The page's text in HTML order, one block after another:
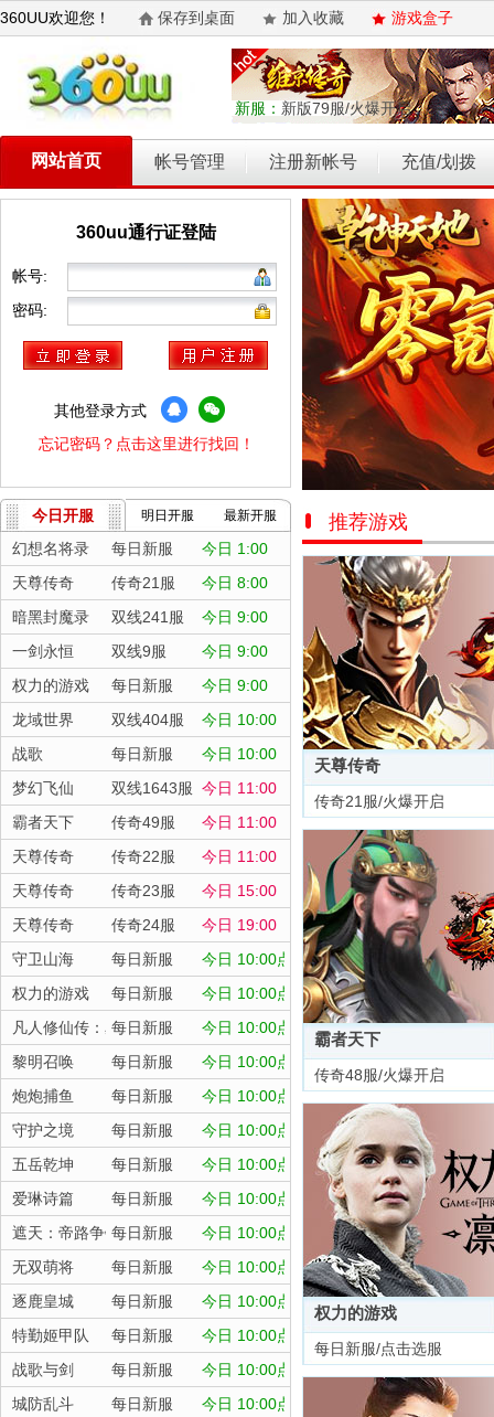
360UU欢迎您！ 保存到桌面 加入收藏 游戏盒子
新服： 新版79服/火爆开启
网站首页 帐号管理 注册新帐号 充值/划拨
360uu通行证登陆
帐号:
密码:
其他登录方式
忘记密码？点击这里进行找回！
今日开服 明日开服 最新开服
幻想名将录 每日新服
今日 1:00
天尊传奇
传奇21服
今日 8:00
暗黑封魔录
双线241服
今日 9:00
一剑永恒
双线9服
今日 9:00
权力的游戏
每日新服
今日 9:00
龙域世界
双线404服
今日 10:00
战歌
每日新服
今日 10:00
梦幻飞仙
双线1643服 今日 11:00
霸者天下
传奇49服
今日 11:00
天尊传奇
传奇22服
今日 11:00
天尊传奇
传奇23服
今日 15:00
天尊传奇
传奇24服
今日 19:00
守卫山海
每日新服
今日 10:00点
权力的游戏
每日新服
今日 10:00点
凡人修仙传：星海飞驰
每日新服
今日 10:00点
黎明召唤
每日新服
今日 10:00点
炮炮捕鱼
每日新服
今日 10:00点
守护之境
每日新服
今日 10:00点
五岳乾坤
每日新服
今日 10:00点
爱琳诗篇
每日新服
今日 10:00点
遮天：帝路争锋每日新服
今日 10:00点
无双萌将
每日新服
今日 10:00点
逐鹿皇城
每日新服
今日 10:00点
特勤姬甲队
每日新服
今日 10:00点
战歌与剑
每日新服
今日 10:00点
城防乱斗
每日新服
今日 10:00点
乾坤天地
开天西游
霸者归来
权力的游戏
维京传奇
推荐游戏
天尊传奇
传奇21服/火爆开启
霸者天下
传奇48服/火爆开启
权力的游戏
每日新服/点击选服